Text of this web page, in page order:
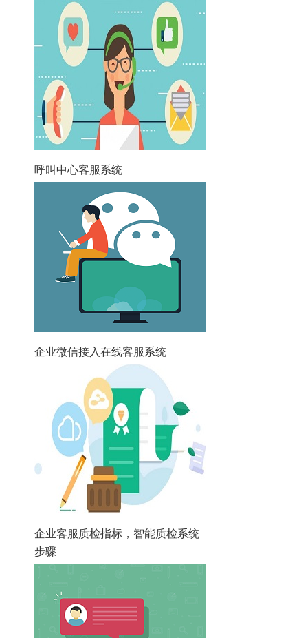
呼叫中心客服系统
企业微信接入在线客服系统
企业客服质检指标，智能质检系统
步骤